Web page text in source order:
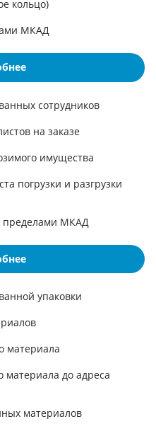
кольцо)
МКАД
сотрудников
на заказе
имущества
погрузки и разгрузки
пределами МКАД
упаковки
материала
материала до адреса
материалов